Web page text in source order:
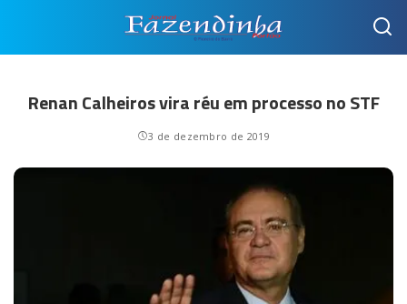
Renan Calheiros vira réu em processo no STF
3 de dezembro de 2019